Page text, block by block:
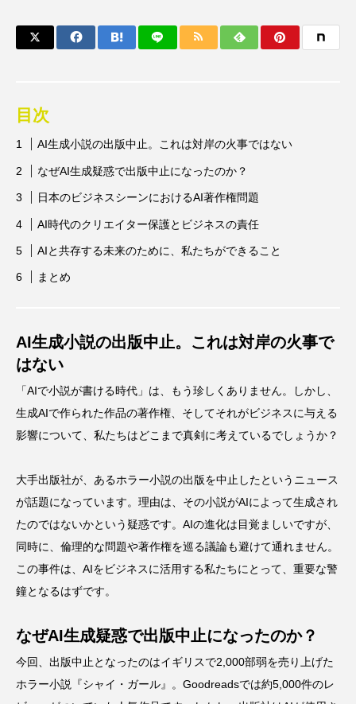
目次
AI生成小説の出版中止。これは対岸の火事ではない
なぜAI生成疑惑で出版中止になったのか？
日本のビジネスシーンにおけるAI著作権問題
AI時代のクリエイター保護とビジネスの責任
AIと共存する未来のために、私たちができること
まとめ
AI生成小説の出版中止。これは対岸の火事で
はない
「AIで小説が書ける時代」は、もう珍しくありません。しかし、
生成AIで作られた作品の著作権、そしてそれがビジネスに与える
影響について、私たちはどこまで真剣に考えているでしょうか？
大手出版社が、あるホラー小説の出版を中止したというニュース
が話題になっています。理由は、その小説がAIによって生成され
たのではないかという疑惑です。AIの進化は目覚ましいですが、
同時に、倫理的な問題や著作権を巡る議論も避けて通れません。
この事件は、AIをビジネスに活用する私たちにとって、重要な警
鐘となるはずです。
なぜAI生成疑惑で出版中止になったのか？
今回、出版中止となったのはイギリスで2,000部弱を売り上げた
ホラー小説『シャイ・ガール』。Goodreadsでは約5,000件のレ